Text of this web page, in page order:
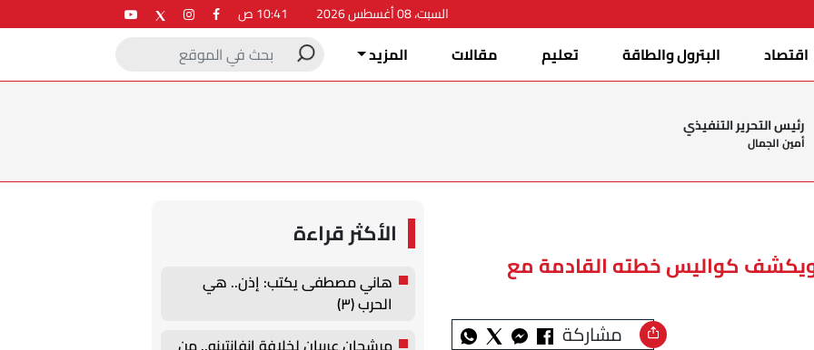
السبت، 08 أغسطس 2026
اقتصاد البترول والطاقة تعليم مقالات المزيد
رئيس التحرير التنفيذي
أمين الجمال
كواليس خطته القادمة مع
مشاركة
الأكثر قراءة
هاني مصطفى يكتب: إذن.. هي
الحرب (٣)